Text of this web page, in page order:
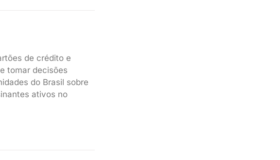
de crédito e
tomar decisões
do Brasil sobre
ativos no